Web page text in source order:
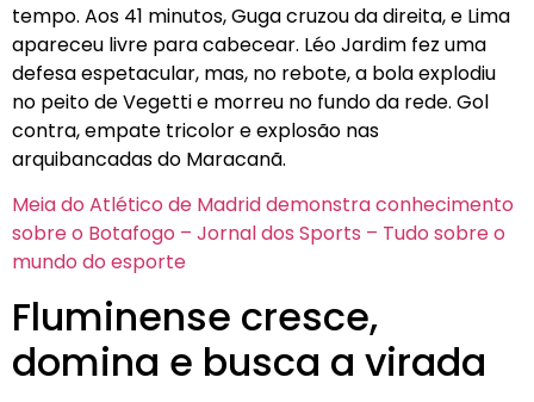
tempo. Aos 41 minutos, Guga cruzou da direita, e Lima
apareceu livre para cabecear. Léo Jardim fez uma
defesa espetacular, mas, no rebote, a bola explodiu
no peito de Vegetti e morreu no fundo da rede. Gol
contra, empate tricolor e explosão nas
arquibancadas do Maracanã.
Meia do Atlético de Madrid demonstra conhecimento
sobre o Botafogo – Jornal dos Sports – Tudo sobre o
mundo do esporte
Fluminense cresce,
domina e busca a virada